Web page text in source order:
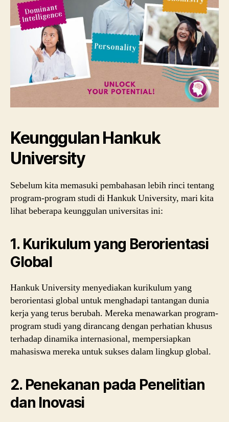
Keunggulan Hankuk
University
Sebelum kita memasuki pembahasan lebih rinci tentang
program-program studi di Hankuk University, mari kita
lihat beberapa keunggulan universitas ini:
1. Kurikulum yang Berorientasi
Global
Hankuk University menyediakan kurikulum yang
berorientasi global untuk menghadapi tantangan dunia
kerja yang terus berubah. Mereka menawarkan program-
program studi yang dirancang dengan perhatian khusus
terhadap dinamika internasional, mempersiapkan
mahasiswa mereka untuk sukses dalam lingkup global.
2. Penekanan pada Penelitian
dan Inovasi